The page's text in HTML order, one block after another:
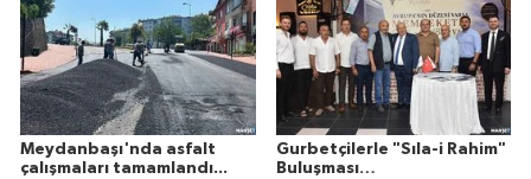
Meydanbaşı'nda asfalt
çalışmaları tamamlandı...
Gurbetçilerle "Sıla-i Rahim"
Buluşması…